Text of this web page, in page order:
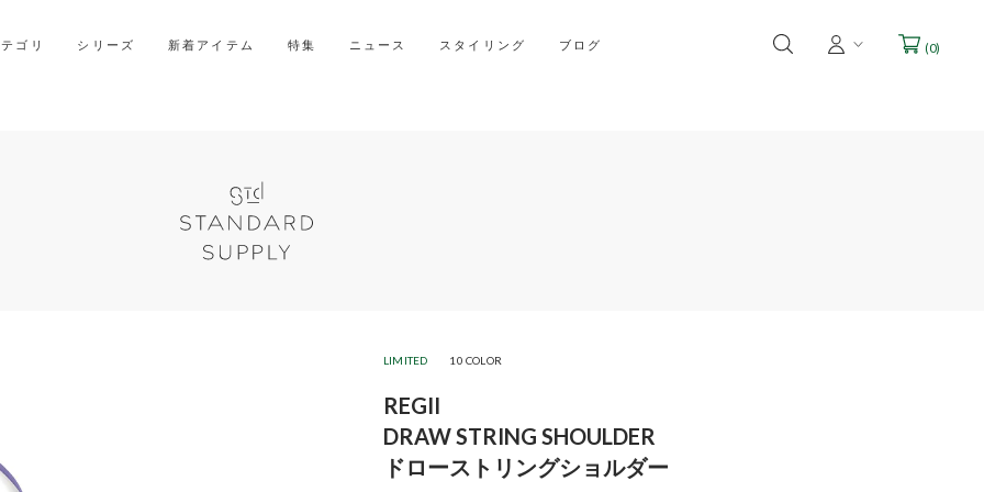
ゴリ シリーズ 新着アイテム 特集 ニュース スタイリング ブログ (0)
LIMITED 10 COLOR
REGII
DRAW STRING SHOULDER
ドローストリングショルダー